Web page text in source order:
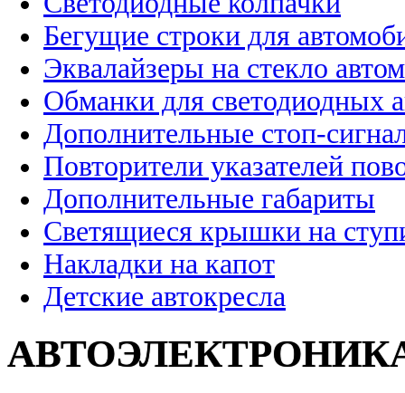
Бегущие строки для
Эквалайзеры на стекло
Обманки для светодиодных
Дополнительные стоп-
Повторители указателей
Дополнительные габариты
Светящиеся крышки на
Накладки на капот
Детские автокресла